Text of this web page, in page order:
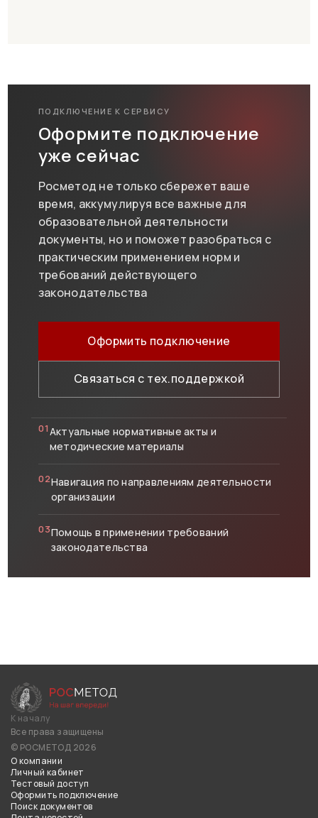
ПОДКЛЮЧЕНИЕ К СЕРВИСУ
Оформите подключение
уже сейчас
Росметод не только сбережет ваше
время, аккумулируя все важные для
образовательной деятельности
документы, но и поможет разобраться с
практическим применением норм и
требований действующего
законодательства
Оформить подключение
Связаться с тех.поддержкой
01Актуальные нормативные акты и
методические материалы
02Навигация по направлениям деятельности
организации
03Помощь в применении требований
законодательства
К началу
Все права защищены
© РОСМЕТОД 2026
О компании
Личный кабинет
Тестовый доступ
Оформить подключение
Поиск документов